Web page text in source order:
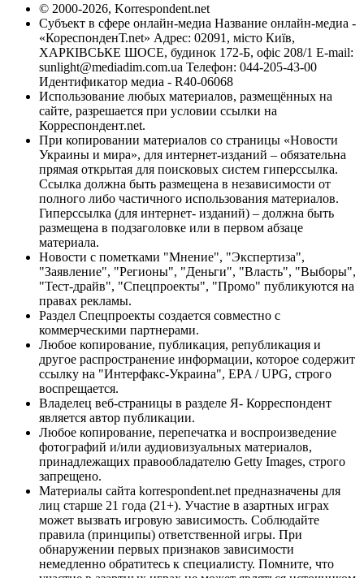
© 2000-2026, Korrespondent.net
Субъект в сфере онлайн-медиа Название онлайн-медиа -
«КореспонденТ.net» Адрес: 02091, місто Київ,
ХАРКІВСЬКЕ ШОСЕ, будинок 172-Б, офіс 208/1 E-mail:
sunlight@mediadim.com.ua Телефон: 044-205-43-00
Идентификатор медиа - R40-06068
Использование любых материалов, размещённых на
сайте, разрешается при условии ссылки на
Корреспондент.net.
При копировании материалов со страницы «Новости
Украины и мира», для интернет-изданий – обязательна
прямая открытая для поисковых систем гиперссылка.
Ссылка должна быть размещена в независимости от
полного либо частичного использования материалов.
Гиперссылка (для интернет- изданий) – должна быть
размещена в подзаголовке или в первом абзаце
материала.
Новости с пометками "Мнение", "Экспертиза",
"Заявление", "Регионы", "Деньги", "Власть", "Выборы",
"Тест-драйв", "Спецпроекты", "Промо" публикуются на
правах рекламы.
Раздел Спецпроекты создается совместно с
коммерческими партнерами.
Любое копирование, публикация, републикация и
другое распространение информации, которое содержит
ссылку на "Интерфакс-Украина", EPA / UPG, строго
воспрещается.
Владелец веб-страницы в разделе Я- Корреспондент
является автор публикации.
Любое копирование, перепечатка и воспроизведение
фотографий и/или аудиовизуальных материалов,
принадлежащих правообладателю Getty Images, строго
запрещено.
Материалы сайта korrespondent.net предназначены для
лиц старше 21 года (21+). Участие в азартных играх
может вызвать игровую зависимость. Соблюдайте
правила (принципы) ответственной игры. При
обнаружении первых признаков зависимости
немедленно обратитесь к специалисту. Помните, что